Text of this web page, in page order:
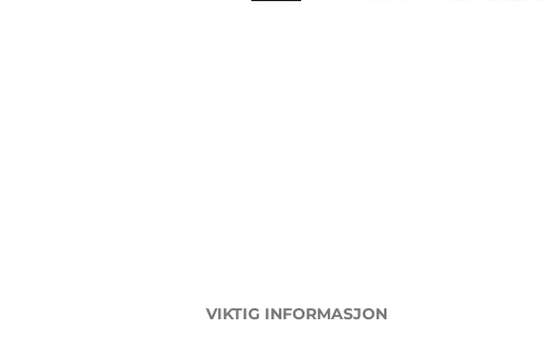
VIKTIG INFORMASJON